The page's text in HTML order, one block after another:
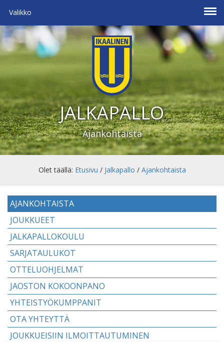
Valikko
JALKAPALLO
Ajankohtaista
Olet täällä: Etusivu / Jalkapallo / Ajankohtaista
AJANKOHTAISTA
JOUKKUEET
JALKAPALLOKOULU
SARJATAULUKOT
OTTELUOHJELMAT
JAOSTON KOKOONPANO
YHTEISTYÖKUMPPANIT
OTA YHTEYTTÄ
JOUKKUEISIIN ILMOITTAUTUMINEN